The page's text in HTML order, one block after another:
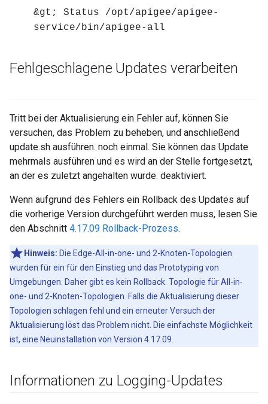
&gt; Status /opt/apigee/apigee-
service/bin/apigee-all
Fehlgeschlagene Updates verarbeiten
Tritt bei der Aktualisierung ein Fehler auf, können Sie
versuchen, das Problem zu beheben, und anschließend
update.sh ausführen. noch einmal. Sie können das Update
mehrmals ausführen und es wird an der Stelle fortgesetzt,
an der es zuletzt angehalten wurde. deaktiviert.
Wenn aufgrund des Fehlers ein Rollback des Updates auf
die vorherige Version durchgeführt werden muss, lesen Sie
den Abschnitt 4.17.09 Rollback-Prozess.
Hinweis: Die Edge-All-in-one- und 2-Knoten-Topologien
wurden für ein für den Einstieg und das Prototyping von
Umgebungen. Daher gibt es kein Rollback. Topologie für All-in-
one- und 2-Knoten-Topologien. Falls die Aktualisierung dieser
Topologien schlagen fehl und ein erneuter Versuch der
Aktualisierung löst das Problem nicht. Die einfachste Möglichkeit
ist, eine Neuinstallation von Version 4.17.09.
Informationen zu Logging-Updates